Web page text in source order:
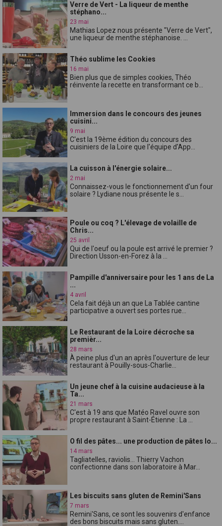
Verre de Vert - La liqueur de menthe
stéphano...
23 mai
Mathias Lopez nous présente "Verre de Vert",
une liqueur de menthe stéphanoise. ...
Théo sublime les Cookies
16 mai
Bien plus que de simples cookies, Théo
réinvente la recette en transformant ce b...
Immersion dans le concours des jeunes
cuisini...
9 mai
C'est la 19ème édition du concours des
cuisiniers de la Loire que l'équipe d'App...
La cuisson à l'énergie solaire...
2 mai
Connaissez-vous le fonctionnement d'un four
solaire ? Lydiane nous présente le s...
Poule ou coq ? L'élevage de volaille de
Chris...
25 avril
Qui de l'oeuf ou la poule est arrivé le premier ?
Direction Usson-en-Forez à la ...
Pampille d'anniversaire pour les 1 ans de La
...
4 avril
Cela fait déjà un an que La Tablée cantine
participative a ouvert ses portes rue...
Le Restaurant de la Loire décroche sa
premièr...
28 mars
À peine plus d'un an après l'ouverture de leur
restaurant à Pouilly-sous-Charlie...
Un jeune chef à la cuisine audacieuse à la
Ta...
21 mars
C'est à 19 ans que Matéo Ravel ouvre son
propre restaurant à Saint-Étienne : La ...
O fil des pâtes... une production de pâtes lo...
14 mars
Tagliatelles, raviolis... Thierry Vachon
confectionne dans son laboratoire à Mar...
Les biscuits sans gluten de Remini'Sans
7 mars
Remini'Sans, ce sont les souvenirs d'enfance
des bons biscuits mais sans gluten....